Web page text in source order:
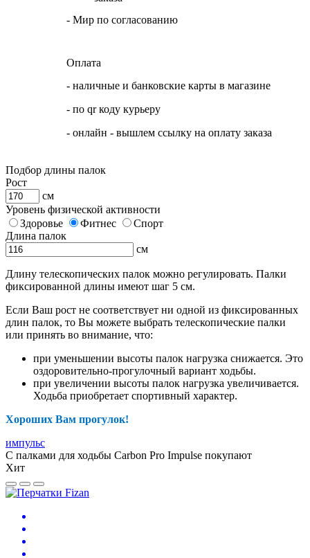
- Мир по согласованию
Оплата
- наличные и банковские карты в магазине
- по qr коду курьеру
- онлайн - вышлем ссылку на оплату заказа
Подбор длины палок
Рост
см
Уровень физической активности
Здоровье
Фитнес
Спорт
Длина палок
см
Длину телескопических палок можно регулировать. Палки
фиксированной длины имеют шаг 5 см.
Если Ваш рост не соответствует ни одной из фиксированных
длин палок, то Вы можете выбрать телескопические палки
или принять во внимание, что:
при уменьшении высоты палок нагрузка снижается. Это
оздоровительно-прогулочный вариант ходьбы.
при увеличении высоты палок нагрузка увеличивается.
Ходьба приобретает спортивный характер.
Хороших Вам прогулок!
импульс
С палками для ходьбы Carbon Pro Impulse покупают
Хит